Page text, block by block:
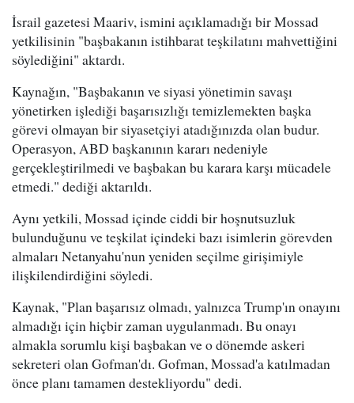
İsrail gazetesi Maariv, ismini açıklamadığı bir Mossad
yetkilisinin "başbakanın istihbarat teşkilatını mahvettiğini
söylediğini" aktardı.
Kaynağın, "Başbakanın ve siyasi yönetimin savaşı
yönetirken işlediği başarısızlığı temizlemekten başka
görevi olmayan bir siyasetçiyi atadığınızda olan budur.
Operasyon, ABD başkanının kararı nedeniyle
gerçekleştirilmedi ve başbakan bu karara karşı mücadele
etmedi." dediği aktarıldı.
Aynı yetkili, Mossad içinde ciddi bir hoşnutsuzluk
bulunduğunu ve teşkilat içindeki bazı isimlerin görevden
almaları Netanyahu'nun yeniden seçilme girişimiyle
ilişkilendirdiğini söyledi.
Kaynak, "Plan başarısız olmadı, yalnızca Trump'ın onayını
almadığı için hiçbir zaman uygulanmadı. Bu onayı
almakla sorumlu kişi başbakan ve o dönemde askeri
sekreteri olan Gofman'dı. Gofman, Mossad'a katılmadan
önce planı tamamen destekliyordu" dedi.